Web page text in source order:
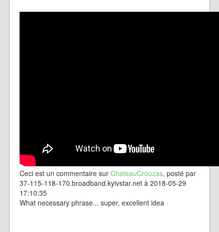
Ceci est un commentaire sur ChateauCrouzas, posté par
37-115-118-170.broadband.kyivstar.net à 2018-05-29
17:10:35
What necessary phrase... super, excellent idea